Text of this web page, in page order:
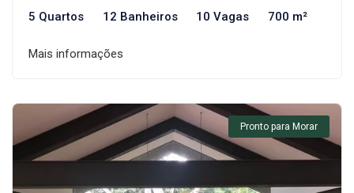
5 Quartos 12 Banheiros 10 Vagas 700 m²
Mais informações
Pronto para Morar